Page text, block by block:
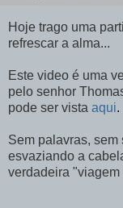
Hoje trago uma
refrescar a alma...
Este video é uma
pelo senhor
pode ser vista aqui.
Sem palavras, sem
esvaziando a
verdadeira "viagem